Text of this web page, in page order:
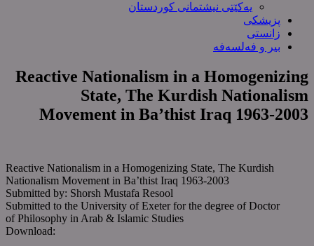
یەکێتی نیشتمانی کوردستان
پزیشکی
زانستی
بیر و فەلسەفە
Reactive Nationalism in a Homogenizing
State, The Kurdish Nationalism
Movement in Ba’thist Iraq 1963-2003
Reactive Nationalism in a Homogenizing State, The Kurdish
Nationalism Movement in Ba’thist Iraq 1963-2003
Submitted by: Shorsh Mustafa Resool
Submitted to the University of Exeter for the degree of Doctor
of Philosophy in Arab & Islamic Studies
Download: